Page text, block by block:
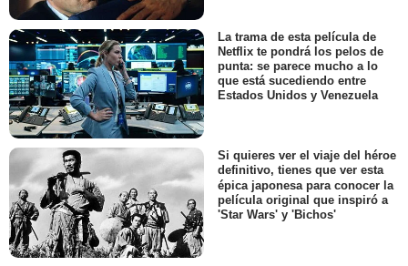
La trama de esta película de
Netflix te pondrá los pelos de
punta: se parece mucho a lo
que está sucediendo entre
Estados Unidos y Venezuela
Si quieres ver el viaje del héroe
definitivo, tienes que ver esta
épica japonesa para conocer la
película original que inspiró a
'Star Wars' y 'Bichos'